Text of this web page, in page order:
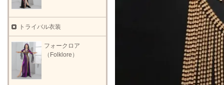
トライバル衣装
フォークロア
（Folklore）